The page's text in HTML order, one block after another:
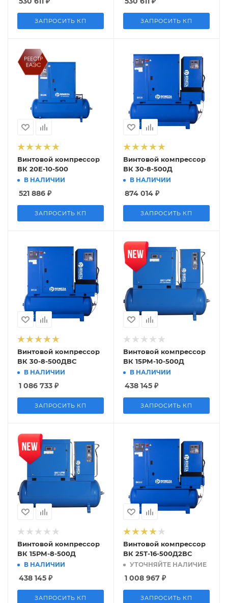
ЗАПРОСИТЬ КП ЗАПРОСИТЬ КП
Винтовой компрессор
ВК 20Е-10-500
В НАЛИЧИИ
521 886 ₽
ЗАПРОСИТЬ КП
Винтовой компрессор
ВК 30-8-500Д
В НАЛИЧИИ
874 014 ₽
ЗАПРОСИТЬ КП
Винтовой компрессор
ВК 30-8-500ДВС
В НАЛИЧИИ
1 086 733 ₽
ЗАПРОСИТЬ КП
Винтовой компрессор
ВК 15РМ-10-500Д
В НАЛИЧИИ
438 145 ₽
ЗАПРОСИТЬ КП
Винтовой компрессор
ВК 15РМ-8-500Д
В НАЛИЧИИ
438 145 ₽
ЗАПРОСИТЬ КП
Винтовой компрессор
ВК 25Т-16-500Д2ВС
УТОЧНЯЙТЕ НАЛИЧИЕ
1 008 967 ₽
ЗАПРОСИТЬ КП